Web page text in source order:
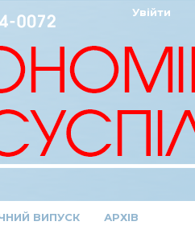
ВИПУСК АРХІВ
Увійти